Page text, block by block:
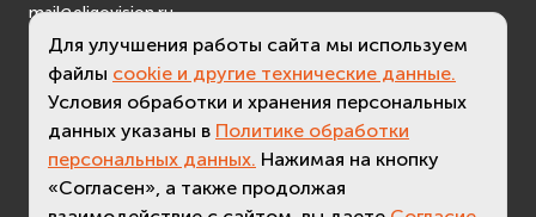
mail@eligovision.ru
+7 (495) 740 08 16
© ООО "ЭлигоВижн", 2005-2026
Для улучшения работы сайта мы используем
файлы cookie и другие технические данные.
Условия обработки и хранения персональных
данных указаны в Политике обработки
персональных данных. Нажимая на кнопку
«Согласен», а также продолжая